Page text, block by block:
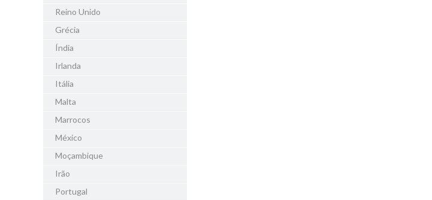
Reino Unido
Grécia
Índia
Irlanda
Itália
Malta
Marrocos
México
Moçambique
Irão
Portugal